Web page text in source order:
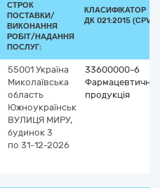
СТРОК
ПОСТАВКИ/
ВИКОНАННЯ
РОБІТ/НАДАННЯ
ПОСЛУГ:
КЛАСИФІКАТОР
ДК 021:2015 (CPV)
55001 Україна
Миколаївська
область
Южноукраїнськ
ВУЛИЦЯ МИРУ,
будинок 3
по 31-12-2026
33600000-6
Фармацевтична
продукція